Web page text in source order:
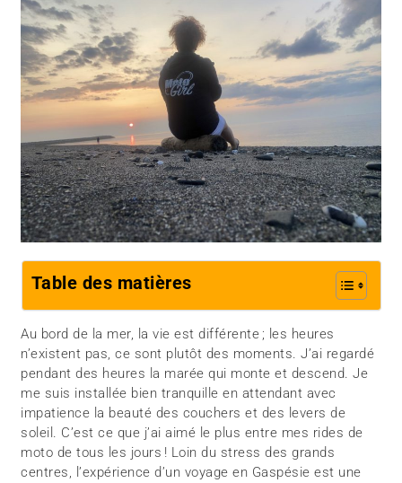
Table des matières
Au bord de la mer, la vie est différente ; les heures
n’existent pas, ce sont plutôt des moments. J’ai regardé
pendant des heures la marée qui monte et descend. Je
me suis installée bien tranquille en attendant avec
impatience la beauté des couchers et des levers de
soleil. C’est ce que j’ai aimé le plus entre mes rides de
moto de tous les jours ! Loin du stress des grands
centres, l’expérience d’un voyage en Gaspésie est une